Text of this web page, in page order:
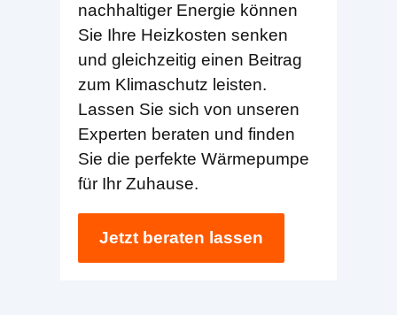
nachhaltiger Energie können
Sie Ihre Heizkosten senken
und gleichzeitig einen Beitrag
zum Klimaschutz leisten.
Lassen Sie sich von unseren
Experten beraten und finden
Sie die perfekte Wärmepumpe
für Ihr Zuhause.
Jetzt beraten lassen